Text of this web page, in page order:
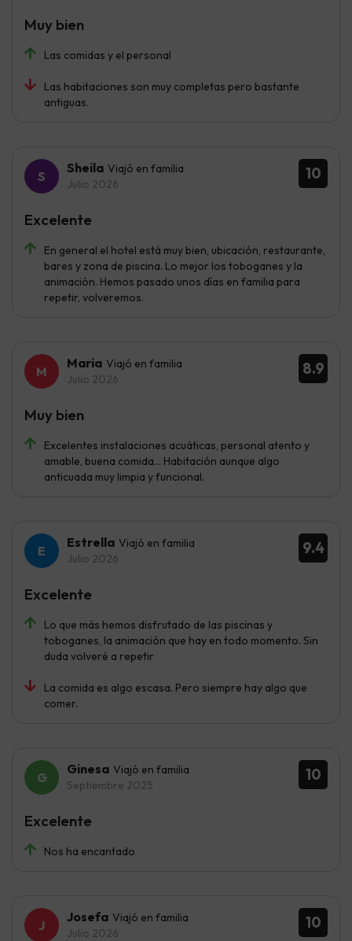
Las comidas y el personal
Las habitaciones son muy completas pero bastante
antiguas.
Muy bien
10
Sheila Viajó en familia
Julio 2026
En general el hotel está muy bien, ubicación, restaurante,
bares y zona de piscina. Lo mejor los toboganes y la
animación. Hemos pasado unos días en familia para
repetir, volveremos.
Excelente
8.9
Maria Viajó en familia
Julio 2026
Excelentes instalaciones acuáticas, personal atento y
amable, buena comida... Habitación aunque algo
anticuada muy limpia y funcional.
Muy bien
9.4
Estrella Viajó en familia
Julio 2026
Lo que más hemos disfrutado de las piscinas y
toboganes, la animación que hay en todo momento. Sin
duda volveré a repetir
La comida es algo escasa. Pero siempre hay algo que
comer.
Excelente
10
Ginesa Viajó en familia
Septiembre 2025
Nos ha encantado
Excelente
10
Josefa Viajó en familia
Julio 2026